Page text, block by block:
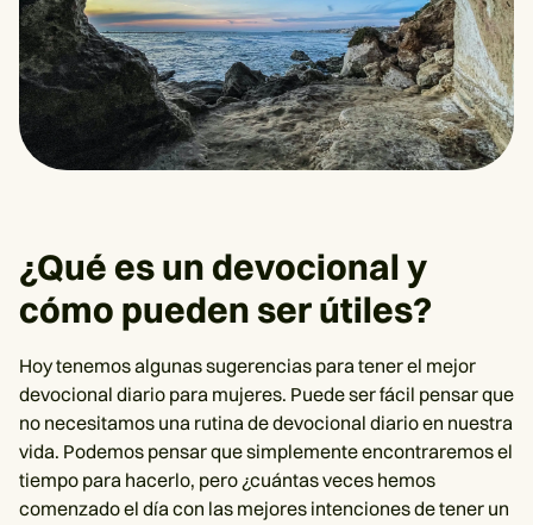
¿Qué es un devocional y
cómo pueden ser útiles?
Hoy tenemos algunas sugerencias para tener el mejor
devocional diario para mujeres. Puede ser fácil pensar que
no necesitamos una rutina de devocional diario en nuestra
vida. Podemos pensar que simplemente encontraremos el
tiempo para hacerlo, pero ¿cuántas veces hemos
comenzado el día con las mejores intenciones de tener un